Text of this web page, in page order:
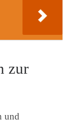
zur
und